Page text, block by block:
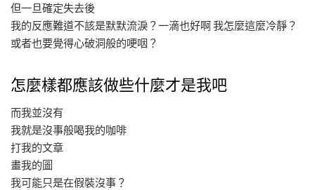
但一旦確定失去後
我的反應難道不該是默默流淚？一滴也好啊 我怎麼這麼冷靜？
或者也要覺得心破洞般的哽咽？
怎麼樣都應該做些什麼才是我吧
而我並沒有
我就是沒事般喝我的咖啡
打我的文章
畫我的圖
我可能只是在假裝沒事？